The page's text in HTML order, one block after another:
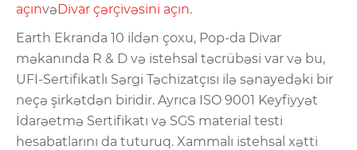
açınvəDivar çərçivəsini açın.
Earth Ekranda 10 ildən çoxu, Pop-da Divar
məkanında R & D və istehsal təcrübəsi var və bu,
UFI-Sertifikatlı Sərgi Təchizatçısı ilə sənayedəki bir
neçə şirkətdən biridir. Ayrıca ISO 9001 Keyfiyyət
İdarəetmə Sertifikatı və SGS material testi
hesabatlarını da tuturuq. Xammalı istehsal xətti